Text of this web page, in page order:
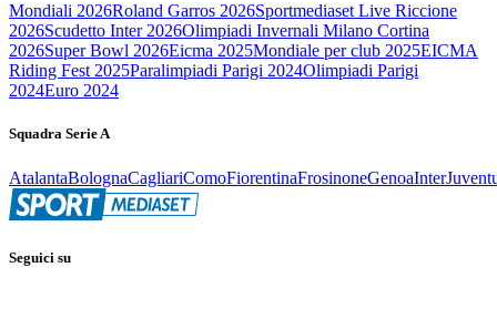
Mondiali 2026Roland Garros 2026Sportmediaset Live Riccione
2026Scudetto Inter 2026Olimpiadi Invernali Milano Cortina
2026Super Bowl 2026Eicma 2025Mondiale per club 2025EICMA
Riding Fest 2025Paralimpiadi Parigi 2024Olimpiadi Parigi
2024Euro 2024
Squadra Serie A
AtalantaBolognaCagliariComoFiorentinaFrosinoneGenoaInter
Seguici su